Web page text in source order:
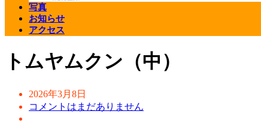
写真
お知らせ
アクセス
トムヤムクン（中）
2026年3月8日
コメントはまだありません